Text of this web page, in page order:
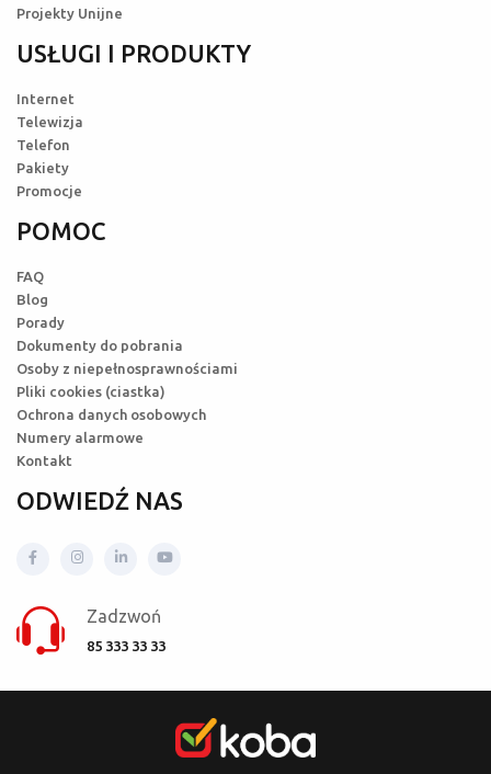
Projekty Unijne
USŁUGI I PRODUKTY
Internet
Telewizja
Telefon
Pakiety
Promocje
POMOC
FAQ
Blog
Porady
Dokumenty do pobrania
Osoby z niepełnosprawnościami
Pliki cookies (ciastka)
Ochrona danych osobowych
Numery alarmowe
Kontakt
ODWIEDŹ NAS
Zadzwoń
85 333 33 33